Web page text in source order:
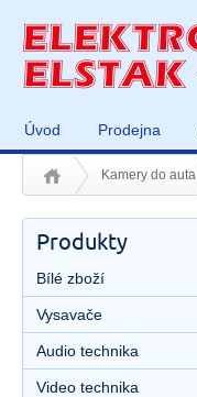
Úvod Prodejna
Kamery do auta
Produkty
Bílé zboží
Vysavače
Audio technika
Video technika